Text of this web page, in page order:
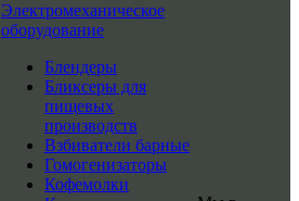
Электромеханическое
оборудование
Блендеры
Бликсеры для
пищевых
производств
Взбиватели барные
Гомогенизаторы
Кофемолки